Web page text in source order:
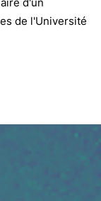
d'un
de l'Université